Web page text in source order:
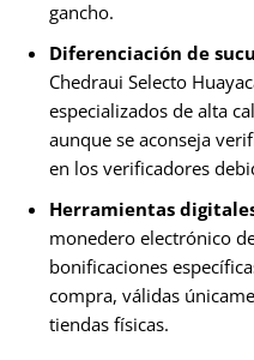
gancho.
Diferenciación de
Chedraui Selecto
especializados de alta
aunque se aconseja
en los verificadores
Herramientas
monedero electrónico
bonificaciones
compra, válidas
tiendas físicas.